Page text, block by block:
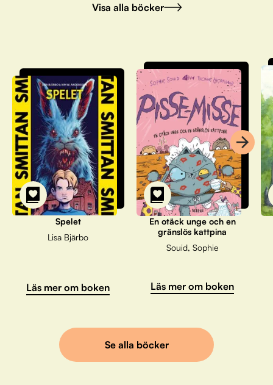
Visa alla böcker
Spelet
Lisa Bjärbo
Läs mer om boken
En otäck unge och en
gränslös kattpina
Souid, Sophie
Läs mer om boken
Se alla böcker